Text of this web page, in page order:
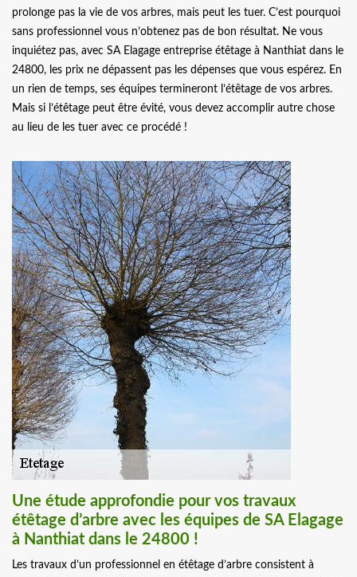
prolonge pas la vie de vos arbres, mais peut les tuer. C’est pourquoi
sans professionnel vous n’obtenez pas de bon résultat. Ne vous
inquiétez pas, avec SA Elagage entreprise étêtage à Nanthiat dans le
24800, les prix ne dépassent pas les dépenses que vous espérez. En
un rien de temps, ses équipes termineront l’étêtage de vos arbres.
Mais si l’étêtage peut être évité, vous devez accomplir autre chose
au lieu de les tuer avec ce procédé !
Une étude approfondie pour vos travaux
étêtage d’arbre avec les équipes de SA Elagage
à Nanthiat dans le 24800 !
Les travaux d’un professionnel en étêtage d’arbre consistent à